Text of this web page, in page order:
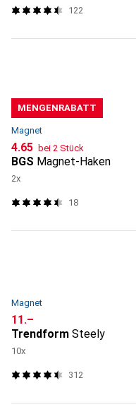
122
MENGENRABATT
Magnet
CHF
4.65 bei 2 Stück
BGS Magnet-Haken
2x
18
Magnet
CHF
11.–
Trendform Steely
10x
312